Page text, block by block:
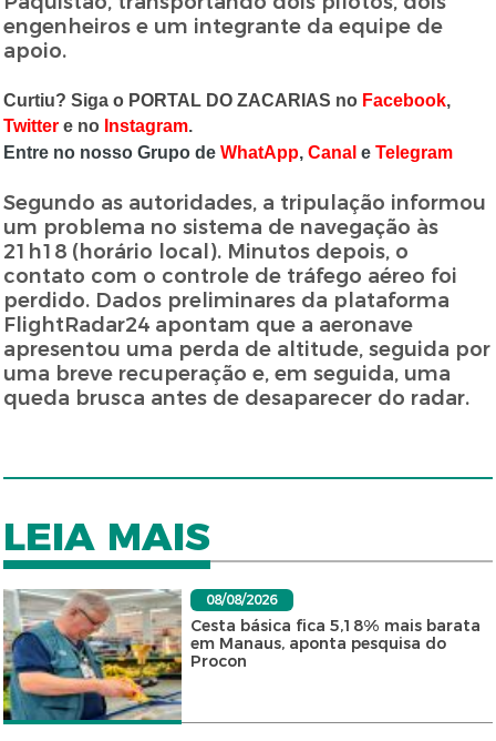
engenheiros e um integrante da equipe de
apoio.
Curtiu? Siga o PORTAL DO ZACARIAS no Facebook,
Twitter e no Instagram.
Entre no nosso Grupo deWhatApp,Canal eTelegram
Segundo as autoridades, a tripulação informou
um problema no sistema de navegação às
21h18 (horário local). Minutos depois, o
contato com o controle de tráfego aéreo foi
perdido. Dados preliminares da plataforma
FlightRadar24 apontam que a aeronave
apresentou uma perda de altitude, seguida por
uma breve recuperação e, em seguida, uma
queda brusca antes de desaparecer do radar.
LEIA MAIS
08/08/2026
Cesta básica fica 5,18% mais barata
em Manaus, aponta pesquisa do
Procon